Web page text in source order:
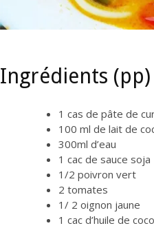
Ingrédients (pp)
1 cas de pâte de
100 ml de lait de
300ml d’eau
1 cac de sauce soja
1/2 poivron vert
2 tomates
1/ 2 oignon jaune
1 cac d’huile de coco